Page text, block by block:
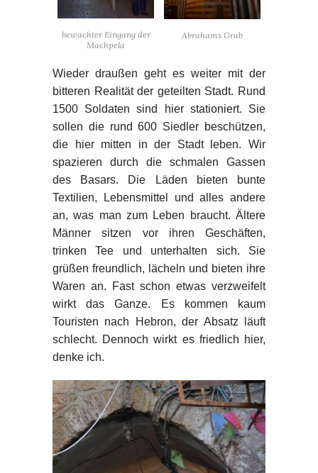
bewachter Eingang der
Machpela
Abrahams Grab
Wieder draußen geht es weiter mit der
bitteren Realität der geteilten Stadt. Rund
1500 Soldaten sind hier stationiert. Sie
sollen die rund 600 Siedler beschützen,
die hier mitten in der Stadt leben. Wir
spazieren durch die schmalen Gassen
des Basars. Die Läden bieten bunte
Textilien, Lebensmittel und alles andere
an, was man zum Leben braucht. Ältere
Männer sitzen vor ihren Geschäften,
trinken Tee und unterhalten sich. Sie
grüßen freundlich, lächeln und bieten ihre
Waren an. Fast schon etwas verzweifelt
wirkt das Ganze. Es kommen kaum
Touristen nach Hebron, der Absatz läuft
schlecht. Dennoch wirkt es friedlich hier,
denke ich.